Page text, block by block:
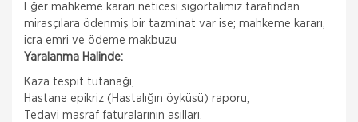
Eğer mahkeme kararı neticesi sigortalımız tarafından
mirasçılara ödenmiş bir tazminat var ise; mahkeme kararı,
icra emri ve ödeme makbuzu
Yaralanma Halinde:
Kaza tespit tutanağı,
Hastane epikriz (Hastalığın öyküsü) raporu,
Tedavi masraf faturalarının asılları.